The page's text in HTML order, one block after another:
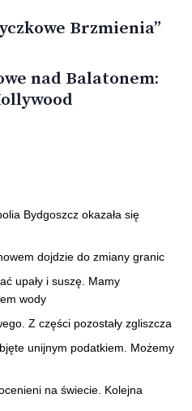
Brzmienia”
nad Balatonem:
Bydgoszcz okazała się
dojdzie do zmiany granic
upały i suszę. Mamy
wody
Z części pozostały zgliszcza
unijnym podatkiem. Możemy
na świecie. Kolejna